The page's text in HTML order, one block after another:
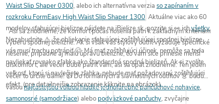
Waist Slip Shaper 0300, alebo ich alternatívna verzia so zapínaním v
rozkroku FormEasy High Waist Slip Shaper 1300. Aktuálneviac ako 60
modelovsťahujúcej bielizne nájdetena iBielize.sk, pozrite si 👀 ichvšetky.
Nezabudnite ⚠️, žeobliekanie sťahujúcej zoštíhľujúcej spodnej bielizne
vásmusí trochu potrápiť 🥴. Má maťzoštíhľujúci účinok, nemôže sa teda
navliekať rovnako zľahka ako štandardná spodná bielizeň. Ak sizvolíte
veľkosť, ktorú sinavlečiete zľahka,nebude mať požadovaný zoštíhľujúci
efekt. (pre detailnejšie zobrazenie kliknite na obrázok)
Asi sa zhodneme, žekomfortpočas nosenia patrík základným kritériám
výberuspodnej bielizne. Ak si však váš štýlový outfit vyžaduješpecifické
riešenie, prípadne aj malú úpravu bielizne, čo vám síce prinesie menší
diskomfort, ale večer bude patriť vám, asi sa opäť zhodneme.Ten jeden
večerto určitedáme! 👍 Do formálnych a slávnostných outfitov 👗 budú
vašounajčastejšou voľbou hladké jednofarebné pančuchové nohavice,
samonosné (samodržiace) alebo podväzkové pančuchy, zvyčajne